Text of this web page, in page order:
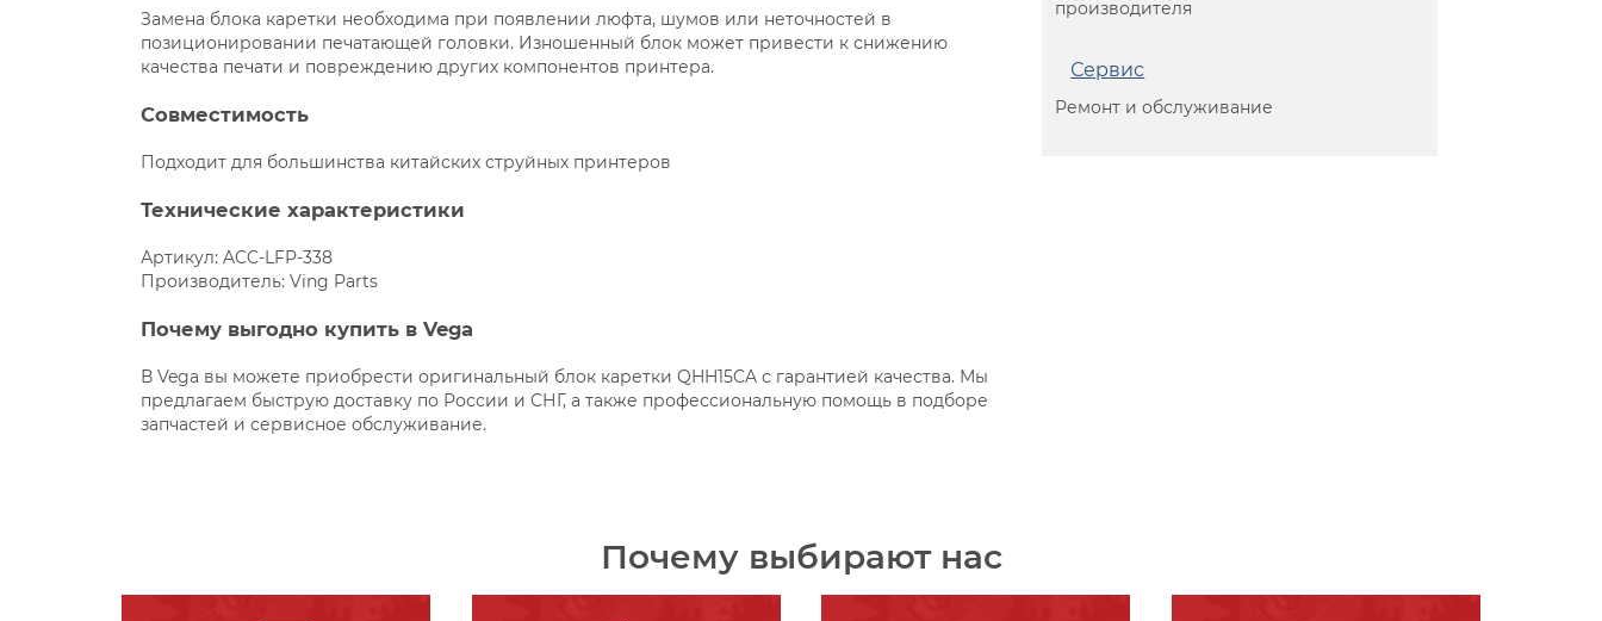
Замена блока каретки необходима при появлении люфта, шумов или неточностей в
позиционировании печатающей головки. Изношенный блок может привести к снижению
качества печати и повреждению других компонентов принтера.
Совместимость
Подходит для большинства китайских струйных принтеров
Технические характеристики
Артикул: ACC-LFP-338
Производитель: Ving Parts
Почему выгодно купить в Vega
В Vega вы можете приобрести оригинальный блок каретки QHH15CA с гарантией качества. Мы
предлагаем быструю доставку по России и СНГ, а также профессиональную помощь в подборе
запчастей и сервисное обслуживание.
производителя
Сервис
Ремонт и обслуживание
Почему выбирают нас